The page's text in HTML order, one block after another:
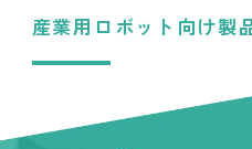
産業用ロボット向け製